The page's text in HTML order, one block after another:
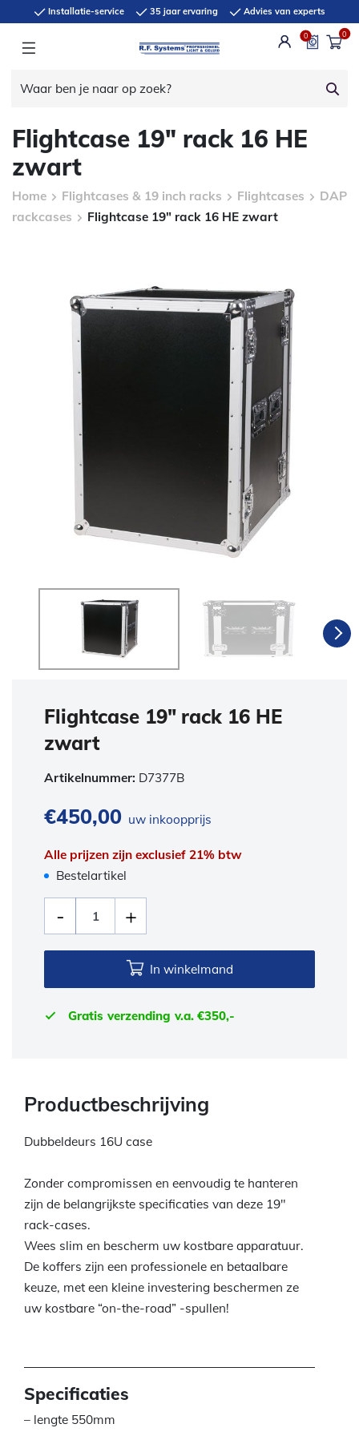
Installatie-service 35 jaar ervaring Advies van experts
0 0
Flightcase 19″ rack 16 HE
zwart
Home Flightcases & 19 inch racks Flightcases
DAP
rackcases
Flightcase 19″ rack 16 HE zwart
Flightcase 19″ rack 16 HE
zwart
Artikelnummer: D7377B
€450,00 uw inkoopprijs
Alle prijzen zijn exclusief 21% btw
Bestelartikel
In winkelmand
Gratis verzending v.a. €350,-
Productbeschrijving
Dubbeldeurs 16U case
Zonder compromissen en eenvoudig te hanteren
zijn de belangrijkste specificaties van deze 19″
rack-cases.
Wees slim en bescherm uw kostbare apparatuur.
De koffers zijn een professionele en betaalbare
keuze, met een kleine investering beschermen ze
uw kostbare “on-the-road” -spullen!
Specificaties
– lengte 550mm